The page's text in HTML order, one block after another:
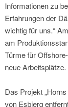
Informationen zu
Erfahrungen der
wichtig für uns.“
am
Türme für
neue Arbeitsplätze.
Das Projekt
von Esbjerg